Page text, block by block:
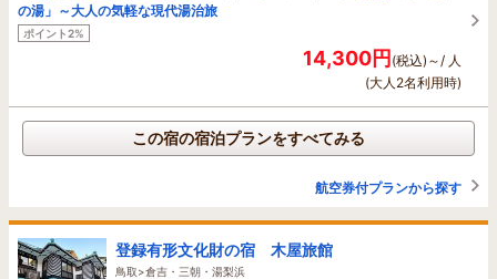
の湯」～大人の気軽な現代湯治旅
ポイント2%
14,300円(税込)～/ 人
(大人2名利用時)
この宿の宿泊プランをすべてみる
航空券付プランから探す
登録有形文化財の宿 木屋旅館
鳥取>倉吉・三朝・湯梨浜